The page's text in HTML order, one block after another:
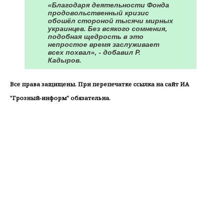
«Благодаря деятельности Фонда
продовольственный кризис
обошёл стороной тысячи мирных
украинцев. Без всякого сомнения,
подобная щедрость в это
непростое время заслуживает
всех похвал», - добавил Р.
Кадыров.
Все права защищены. При перепечатке ссылка на сайт ИА
"Грозный-информ" обязательна.